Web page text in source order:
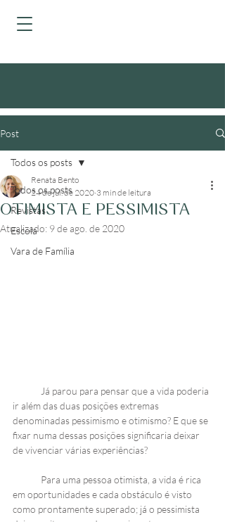
Post
Todos os posts
Revistas
Escola
Vara de Família
Todos os posts
OTIMISTA E PESSIMISTA
Renata Bento
24 de jul. de 2020 3 min de leitura
Atualizado: 9 de ago. de 2020
Já parou para pensar que a vida poderia
ir além das duas posições extremas
denominadas pessimismo e otimismo? E que se
fixar numa dessas posições significaria deixar
de vivenciar várias experiências?
Para uma pessoa otimista, a vida é rica
em oportunidades e cada obstáculo é visto
como prontamente superado; já o pessimista